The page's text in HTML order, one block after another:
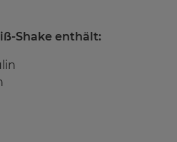
Shake enthält: